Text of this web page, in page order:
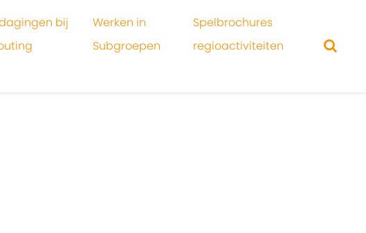
bij
Werken in
Subgroepen
Spelbrochures
regioactiviteiten